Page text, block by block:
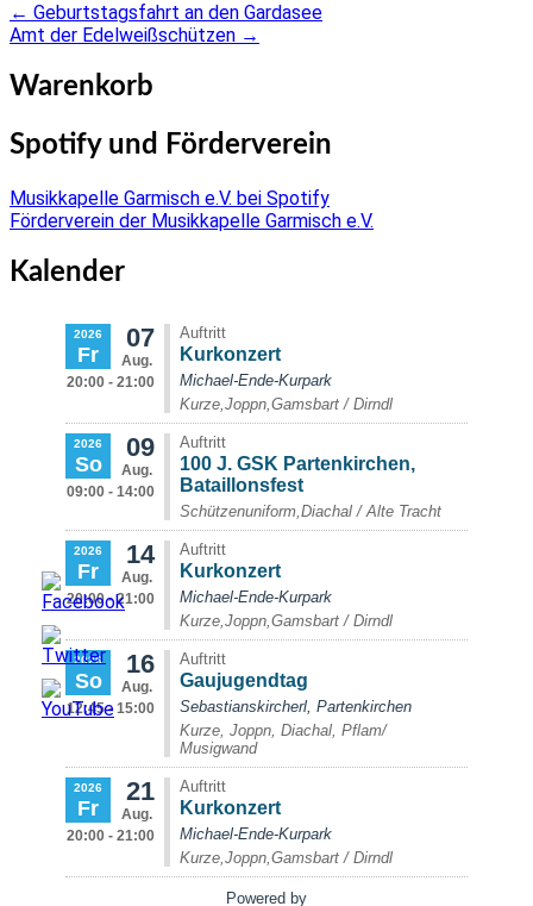
Post
navigation
← Geburtstagsfahrt an den Gardasee
Amt der Edelweißschützen →
Warenkorb
Spotify und Förderverein
Musikkapelle Garmisch e.V. bei Spotify
Förderverein der Musikkapelle Garmisch e.V.
Kalender